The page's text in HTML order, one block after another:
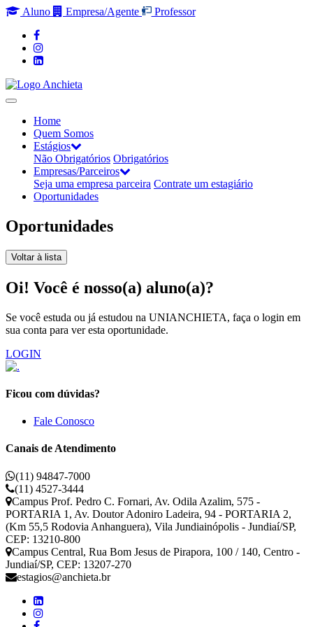
Aluno Empresa/Agente Professor
Home
Quem Somos
Estágios
Não Obrigatórios Obrigatórios
Empresas/Parceiros
Seja uma empresa parceira Contrate um estagiário
Oportunidades
Oportunidades
Voltar à lista
Oi! Você é nosso(a) aluno(a)?
Se você estuda ou já estudou na UNIANCHIETA, faça o login em
sua conta para ver esta oportunidade.
LOGIN
Ficou com dúvidas?
Fale Conosco
Canais de Atendimento
(11) 94847-7000
(11) 4527-3444
Campus Prof. Pedro C. Fornari, Av. Odila Azalim, 575 -
PORTARIA 1, Av. Doutor Adoniro Ladeira, 94 - PORTARIA 2,
(Km 55,5 Rodovia Anhanguera), Vila Jundiainópolis - Jundiaí/SP,
CEP: 13210-800
Campus Central, Rua Bom Jesus de Pirapora, 100 / 140, Centro -
Jundiaí/SP, CEP: 13207-270
estagios@anchieta.br